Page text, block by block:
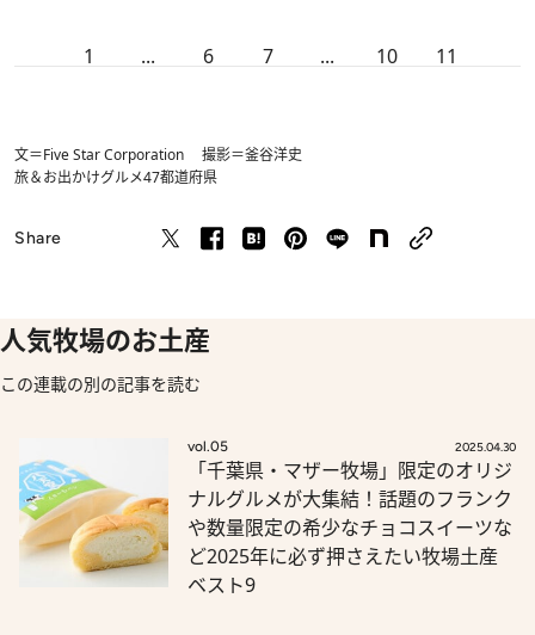
1 ... 6 7 ... 10 11
文＝Five Star Corporation 撮影＝釜谷洋史
旅＆お出かけグルメ47都道府県
Share
人気牧場のお土産
この連載の別の記事を読む
vol.05 2025.04.30
「千葉県・マザー牧場」限定のオリジ
ナルグルメが大集結！話題のフランク
や数量限定の希少なチョコスイーツな
ど2025年に必ず押さえたい牧場土産
ベスト9